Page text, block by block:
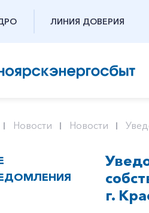
ЛИНИЯ ДОВЕРИЯ
Новости Новости
г.